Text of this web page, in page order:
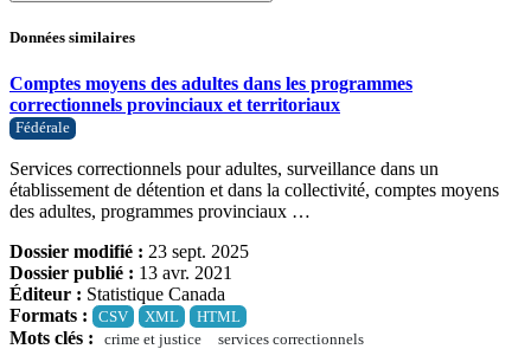
Données similaires
Comptes moyens des adultes dans les programmes
correctionnels provinciaux et territoriaux
Fédérale
Services correctionnels pour adultes, surveillance dans un
établissement de détention et dans la collectivité, comptes moyens
des adultes, programmes provinciaux …
Dossier modifié : 23 sept. 2025
Dossier publié : 13 avr. 2021
Éditeur : Statistique Canada
Formats :
CSV XML HTML
Mots clés : crime et justice
services correctionnels